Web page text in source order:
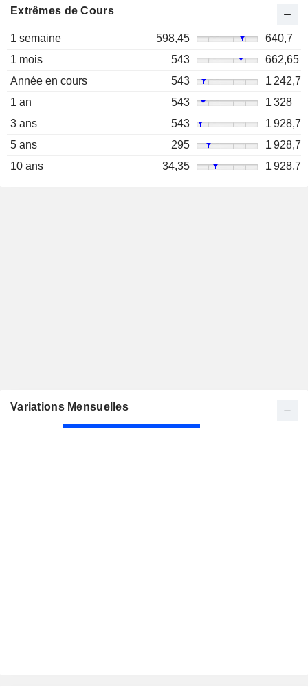
Extrêmes de Cours
1 semaine 598,45
640,7
1 mois
543
662,65
Année en cours
543
1 242,7
1 an
543
1 328
3 ans
543
1 928,7
5 ans
295
1 928,7
10 ans
34,35 1 928,7
Variations Mensuelles